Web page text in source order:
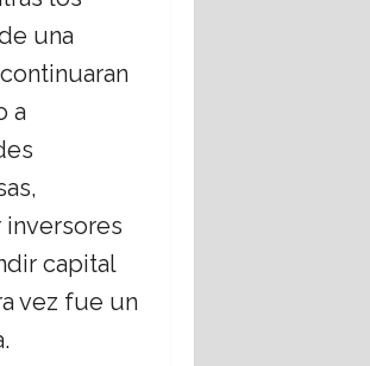
una
a
inversores
capital
vez fue un